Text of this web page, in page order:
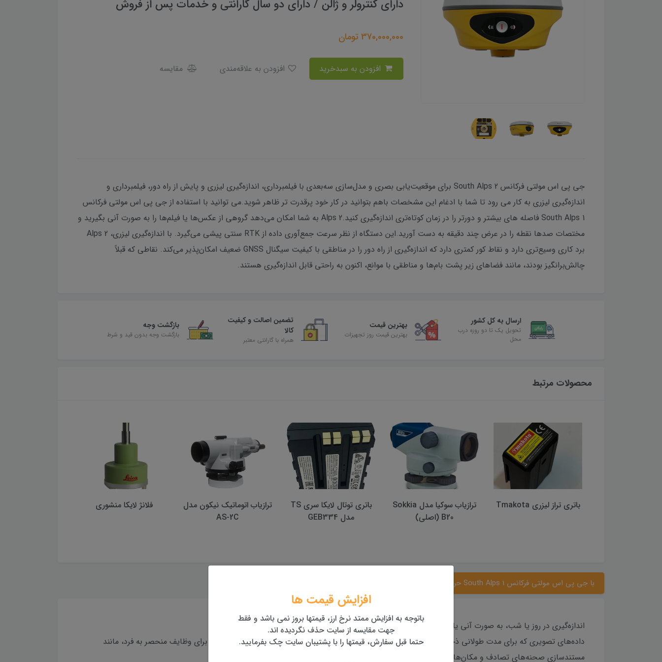
دارای کنترولر و ژالن / دارای دو سال گارانتی و خدمات پس از فروش
370,000,000 تومان
مقایسه
جی پی اس مولتی فرکانس South Alps 2 برای موقعیت‌یابی بصری و مدل‌سازی سه‌بعدی با فیلمبرداری، اندازه‌گیری لیزری و پایش از راه دور، فیلمبرداری و
اندازه‌گیری لیزری به کار می رود تا شما با ادغام این مشخصات باهم بتوانید در کار خود پرقدرت تر ظاهر شوید.می توانید با استفاده از جی پی اس مولتی فرکانس
South Alps 1 فاصله های بیشتر و دورتر را در زمان کوتاه‌تری اندازه‌گیری کنید.Alps 2 به شما امکان می‌دهد گروهی از عکس‌ها یا فیلم‌ها را به صورت آنی بگیرید و
مختصات صدها نقطه را در عرض چند دقیقه به دست آورید.این دستگاه از نظر سرعت جمع‌آوری داده از RTK سنتی پیشی می‌گیرد. با اندازه‌گیری لیزری، Alps 2
برد کاری وسیع‌تری دارد و نقاط کور کمتری دارد که اندازه‌گیری از راه دور را در مناطقی با کیفیت سیگنال GNSS ضعیف امکان‌پذیر می‌کند. نقاطی که قبلاً
چالش‌برانگیز بودند، مانند فضاهای زیر پشت بام‌ها و مناطقی با موانع، اکنون به راحتی قابل اندازه‌گیری هستند.
ارسال به کل کشور
تحویل یک تا دو روزه درب
محل
بهترین قیمت
بهترین قیمت روز تجهیزات
تضمین اصالت و کیفیت
کالا
همراه با گارانتی معتبر
بازگشت وجه
بازگشت وجه بدون قید و شرط
محصولات مرتبط
ترازیاب سوکیا مدل Sokkia
باتری توتال لايكا سری TS
مدل GEB334
ترازیاب اتوماتیک نیکون مدل
AS-2C
فلانژ لایکا منشوری
جی پی اس دستی گارمین
با جی پی اس مولتی فرکانس South Alps 1 حرفه ای تر شوید.
اندازه‌گیری در روز یا شب، به صورت آنی یا غیر آنی، بسته به نیاز شما
داده‌های تصویری که برای مدت طولانی ذخیره می‌شوند، در هر زمانی قابل استفاده مجدد هستند. این قابلیت‌ها به ویژه برای وظایف منحصر به فرد، مانند
مستندسازی صحنه‌های تصادف و مکان‌های حفاری برای تأسیسات عمومی شهری، بسیار مناسب هستند.
افزایش قیمت ها
باتوجه به افزایش ممتد نرخ ارز، قیمتها بروز نمی باشد و فقط
جهت مقایسه از سایت حذف نگردیده اند.
حتما قبل سفارش، قیمتها را با پشتیبان سایت چک بفرمایید.